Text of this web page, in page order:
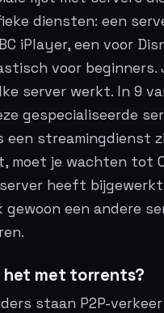
diensten: een
iPlayer, een voor
voor
server werkt. In 9
gespecialiseerde
een streamingdienst
moet je wachten tot
heeft bijgewerkt.
gewoon een andere
het met torrents?
staan P2P-